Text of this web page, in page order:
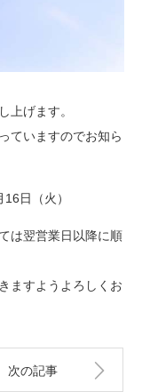
上げます。
ていますのでお知ら
日（火）
は翌営業日以降に順
ますようよろしくお
次の記事